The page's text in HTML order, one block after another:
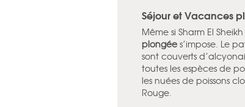
Séjour et Vacances
Même si Sharm El
plongée s’impose. Le
sont couverts
toutes les espèces de
les nuées de poissons
Rouge.